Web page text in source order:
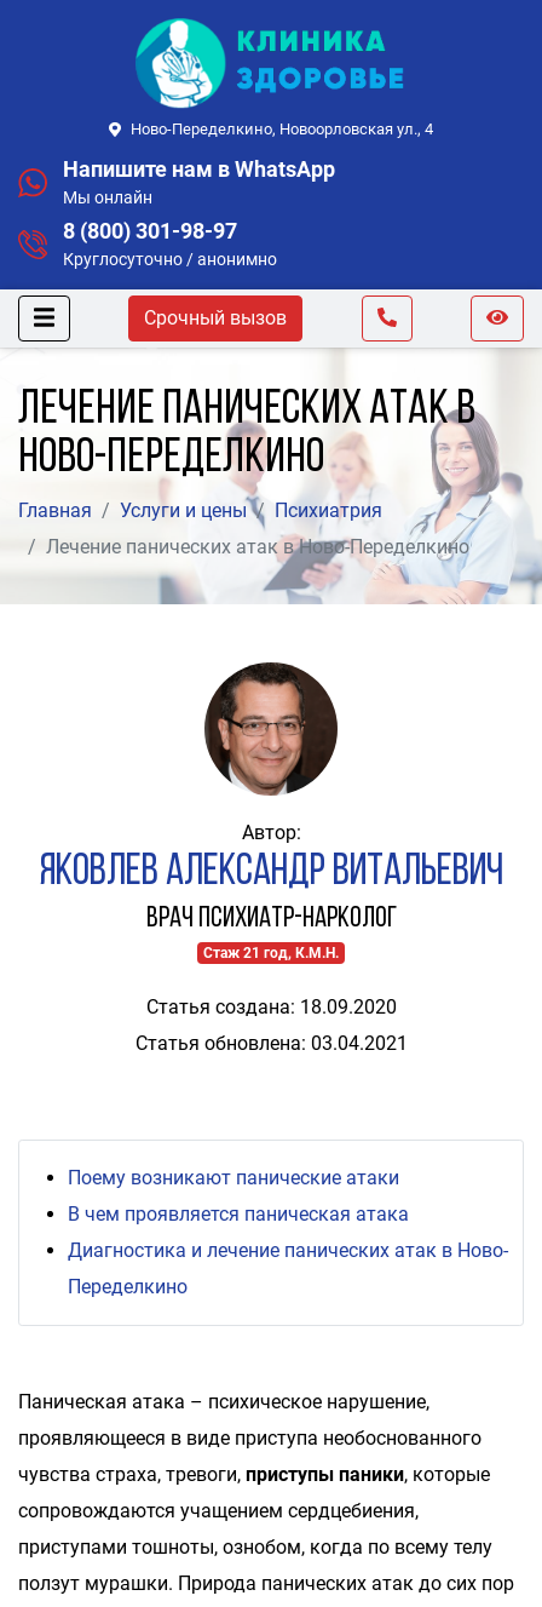
Ново-Переделкино, Новоорловская ул., 4
Напишите нам в WhatsApp
Мы онлайн
8 (800) 301-98-97
Круглосуточно / анонимно
Срочный вызов
Лечение панических атак в
Ново-Переделкино
Главная Услуги и цены
Психиатрия
Лечение панических атак в Ново-Переделкино
Автор:
Яковлев Александр Витальевич
Врач психиатр-нарколог
Стаж 21 год, К.М.Н.
Статья создана: 18.09.2020
Статья обновлена: 03.04.2021
Поему возникают панические атаки
В чем проявляется паническая атака
Диагностика и лечение панических атак в Ново-
Переделкино
Паническая атака – психическое нарушение,
проявляющееся в виде приступа необоснованного
чувства страха, тревоги, приступы паники, которые
сопровождаются учащением сердцебиения,
приступами тошноты, ознобом, когда по всему телу
ползут мурашки. Природа панических атак до сих пор